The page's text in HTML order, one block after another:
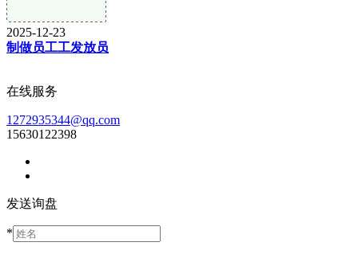
2025-12-23
制做员工工发放员
在线服务
1272935344@qq.com
15630122398
发送询盘
*